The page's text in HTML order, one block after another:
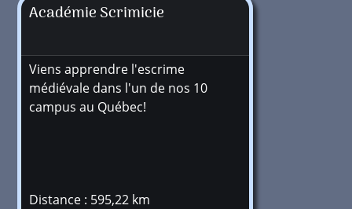
Académie Scrimicie
Viens apprendre l'escrime
médiévale dans l'un de nos 10
campus au Québec!
Distance : 595,22 km